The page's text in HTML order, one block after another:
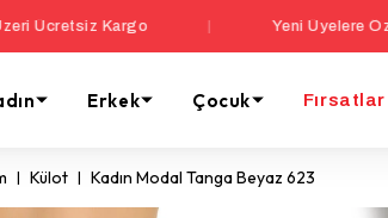
Kargo | Yeni Üyelere Özel Sepette
Erkek Çocuk Fırsatlar
Külot Kadın Modal Tanga Beyaz 623